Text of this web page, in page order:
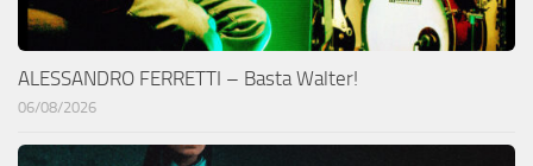
ALESSANDRO FERRETTI – Basta Walter!
06/08/2026